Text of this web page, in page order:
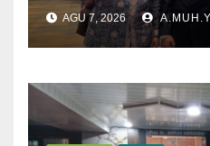
AGU 7, 2026